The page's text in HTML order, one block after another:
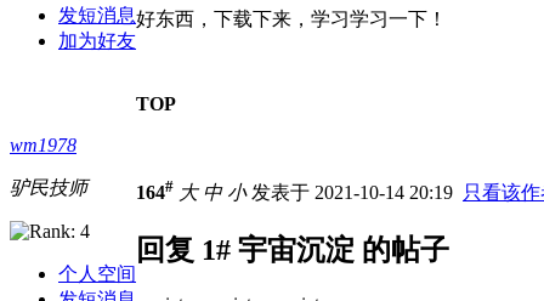
发短消息
加为好友
好东西，下载下来，学习学习一下！
TOP
wm1978
驴民技师
个人空间
164# 大 中 小发表于 2021-10-14 20:19 只看该
回复 1# 宇宙沉淀 的帖子